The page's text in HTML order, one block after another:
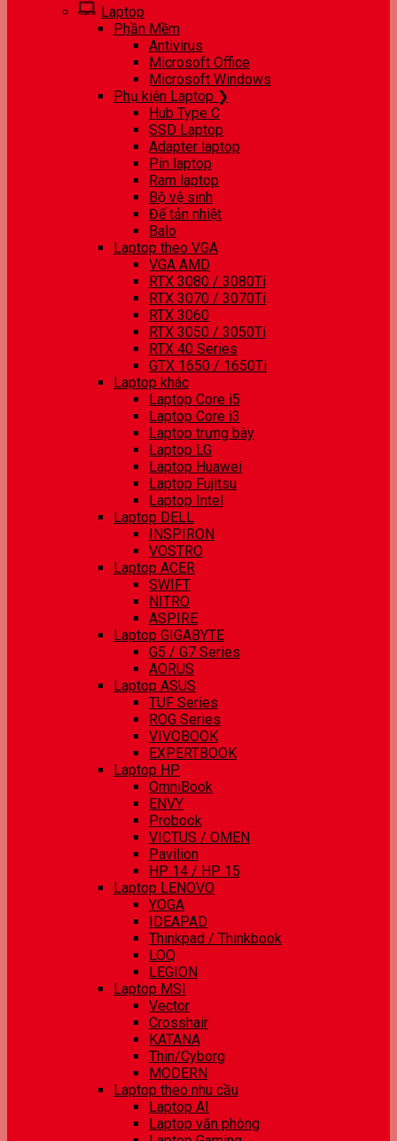
Laptop
Phần Mềm
Antivirus
Microsoft Office
Microsoft Windows
Phụ kiện Laptop ❯
Hub Type C
SSD Laptop
Adapter laptop
Pin laptop
Ram laptop
Bộ vệ sinh
Đế tản nhiệt
Balo
Laptop theo VGA
VGA AMD
RTX 3080 / 3080Ti
RTX 3070 / 3070Ti
RTX 3060
RTX 3050 / 3050Ti
RTX 40 Series
GTX 1650 / 1650Ti
Laptop khác
Laptop Core i5
Laptop Core i3
Laptop trưng bày
Laptop LG
Laptop Huawei
Laptop Fujitsu
Laptop Intel
Laptop DELL
INSPIRON
VOSTRO
Laptop ACER
SWIFT
NITRO
ASPIRE
Laptop GIGABYTE
G5 / G7 Series
AORUS
Laptop ASUS
TUF Series
ROG Series
VIVOBOOK
EXPERTBOOK
Laptop HP
OmniBook
ENVY
Probook
VICTUS / OMEN
Pavilion
HP 14 / HP 15
Laptop LENOVO
YOGA
IDEAPAD
Thinkpad / Thinkbook
LOQ
LEGION
Laptop MSI
Vector
Crosshair
KATANA
Thin/Cyborg
MODERN
Laptop theo nhu cầu
Laptop AI
Laptop văn phòng